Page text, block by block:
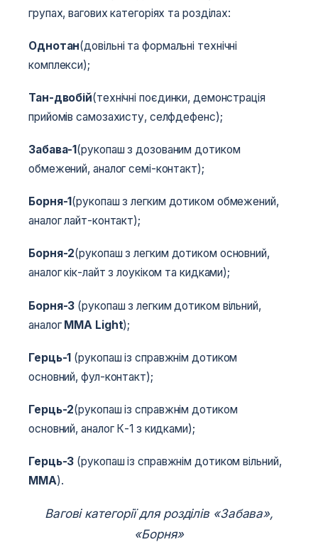
групах, вагових категоріях та розділах:
Однотан(довільні та формальні технічні
комплекси);
Тан-двобій(технічні поєдинки, демонстрація
прийомів самозахисту, селфдефенс);
Забава-1(рукопаш з дозованим дотиком
обмежений, аналог семі-контакт);
Борня-1 (рукопаш з легким дотиком обмежений,
аналог лайт-контакт);
Борня-2(рукопаш з легким дотиком основний,
аналог кік-лайт з лоукіком та кидками);
Борня-3 (рукопаш з легким дотиком вільний,
аналог MMA Light);
Герць-1 (рукопаш із справжнім дотиком
основний, фул-контакт);
Герць-2(рукопаш із справжнім дотиком
основний, аналог К-1 з кидками);
Герць-3 (рукопаш із справжнім дотиком вільний,
MMA).
Вагові категорії для розділів «Забава»,
«Борня»